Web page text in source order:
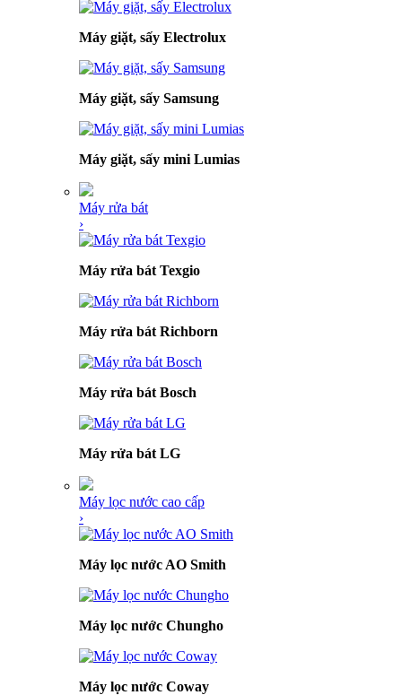
Máy giặt, sấy Electrolux
Máy giặt, sấy Samsung
Máy giặt, sấy mini Lumias
Máy rửa bát
›
Máy rửa bát Texgio
Máy rửa bát Richborn
Máy rửa bát Bosch
Máy rửa bát LG
Máy lọc nước cao cấp
›
Máy lọc nước AO Smith
Máy lọc nước Chungho
Máy lọc nước Coway